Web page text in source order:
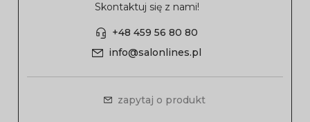
Skontaktuj się z nami!
+48 459 56 80 80
info@salonlines.pl
zapytaj o produkt